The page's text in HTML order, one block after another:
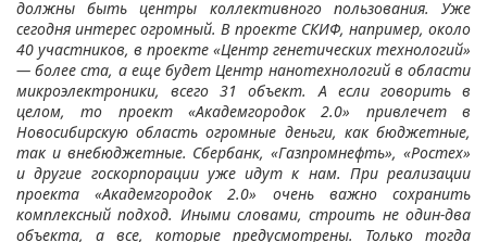
должны быть центры коллективного пользования. Уже
сегодня интерес огромный. В проекте СКИФ, например, около
40 участников, в проекте «Центр генетических технологий»
— более ста, а еще будет Центр нанотехнологий в области
микроэлектроники, всего 31 объект. А если говорить в
целом, то проект «Академгородок 2.0» привлечет в
Новосибирскую область огромные деньги, как бюджетные,
так и внебюджетные. Сбербанк, «Газпромнефть», «Ростех»
и другие госкорпорации уже идут к нам. При реализации
проекта «Академгородок 2.0» очень важно сохранить
комплексный подход. Иными словами, строить не один-два
объекта, а все, которые предусмотрены. Только тогда